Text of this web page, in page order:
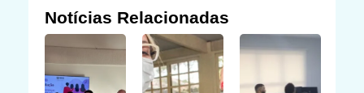
Notícias Relacionadas